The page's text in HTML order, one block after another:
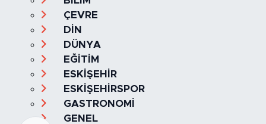
ÇEVRE
DİN
DÜNYA
EĞİTİM
ESKİŞEHİR
ESKİŞEHİRSPOR
GASTRONOMİ
GENEL